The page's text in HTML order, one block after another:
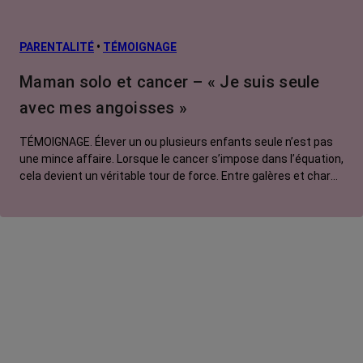
PARENTALITÉ • TÉMOIGNAGE
Maman solo et cancer – « Je suis seule
avec mes angoisses »
TÉMOIGNAGE. Élever un ou plusieurs enfants seule n’est pas
une mince affaire. Lorsque le cancer s’impose dans l’équation,
cela devient un véritable tour de force. Entre galères et charge